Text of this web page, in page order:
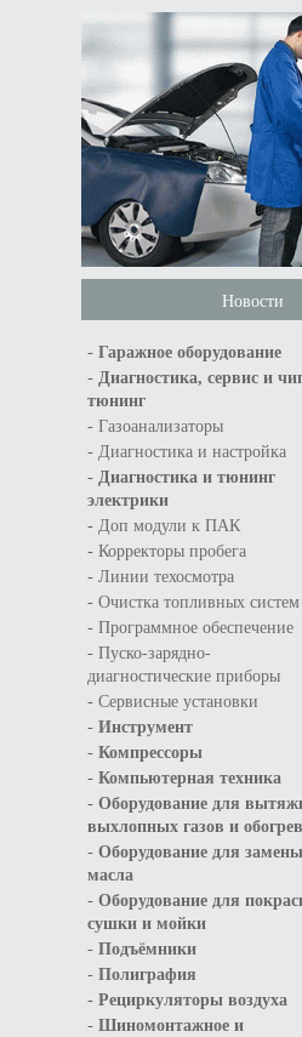
Новости
- Гаражное оборудование
- Диагностика, сервис и
тюнинг
- Газоанализаторы
- Диагностика и настройка
- Диагностика и тюнинг
электрики
- Доп модули к ПАК
- Корректоры пробега
- Линии техосмотра
- Очистка топливных систем
- Программное обеспечение
- Пуско-зарядно-
диагностические приборы
- Сервисные установки
- Инструмент
- Компрессоры
- Компьютерная техника
- Оборудование для
выхлопных газов и
- Оборудование для замены
масла
- Оборудование для
сушки и мойки
- Подъёмники
- Полиграфия
- Рециркуляторы воздуха
- Шиномонтажное и